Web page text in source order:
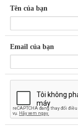
Tên của bạn
Email của bạn